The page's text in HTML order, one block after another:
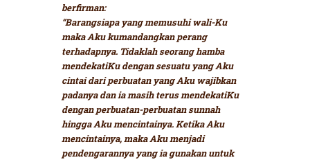
berfirman:
“Barangsiapa yang memusuhi wali-Ku
maka Aku kumandangkan perang
terhadapnya. Tidaklah seorang hamba
mendekatiKu dengan sesuatu yang Aku
cintai dari perbuatan yang Aku wajibkan
padanya dan ia masih terus mendekatiKu
dengan perbuatan-perbuatan sunnah
hingga Aku mencintainya. Ketika Aku
mencintainya, maka Aku menjadi
pendengarannya yang ia gunakan untuk